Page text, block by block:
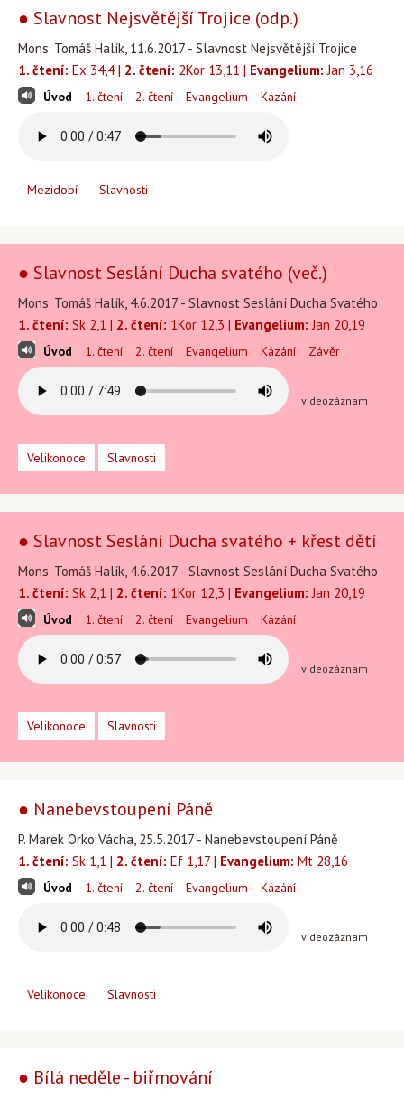
● Slavnost Nejsvětější Trojice (odp.)
Mons. Tomáš Halík, 11.6.2017 - Slavnost Nejsvětější Trojice
1. čtení: Ex 34,4 | 2. čtení: 2Kor 13,11 | Evangelium: Jan 3,16
Úvod 1. čtení 2. čtení Evangelium Kázání
Mezidobí Slavnosti
● Slavnost Seslání Ducha svatého (več.)
Mons. Tomáš Halík, 4.6.2017 - Slavnost Seslání Ducha Svatého
1. čtení: Sk 2,1 | 2. čtení: 1Kor 12,3 | Evangelium: Jan 20,19
Úvod 1. čtení 2. čtení Evangelium Kázání Závěr
videozáznam
Velikonoce Slavnosti
● Slavnost Seslání Ducha svatého + křest dětí
Mons. Tomáš Halík, 4.6.2017 - Slavnost Seslání Ducha Svatého
1. čtení: Sk 2,1 | 2. čtení: 1Kor 12,3 | Evangelium: Jan 20,19
Úvod 1. čtení 2. čtení Evangelium Kázání
videozáznam
Velikonoce Slavnosti
● Nanebevstoupení Páně
P. Marek Orko Vácha, 25.5.2017 - Nanebevstoupení Páně
1. čtení: Sk 1,1 | 2. čtení: Ef 1,17 | Evangelium: Mt 28,16
Úvod 1. čtení 2. čtení Evangelium Kázání
videozáznam
Velikonoce Slavnosti
● Bílá neděle - biřmování